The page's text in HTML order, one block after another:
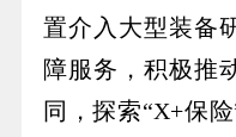
置介入大型装备
障服务，积极推
同，探索“X+保